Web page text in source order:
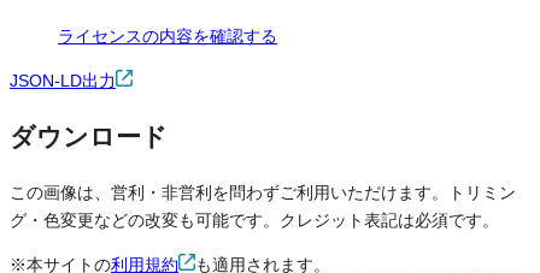
ライセンスの内容を確認する
JSON-LD出力
ダウンロード
この画像は、営利・非営利を問わずご利用いただけます。トリミン
グ・色変更などの改変も可能です。クレジット表記は必須です。
※本サイトの利用規約 も適用されます。